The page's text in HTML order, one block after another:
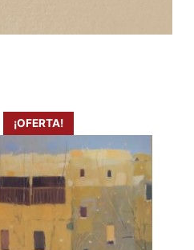
¡OFERTA!